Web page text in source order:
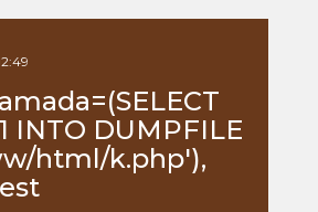
INTO DUMPFILE
html/k.php'),